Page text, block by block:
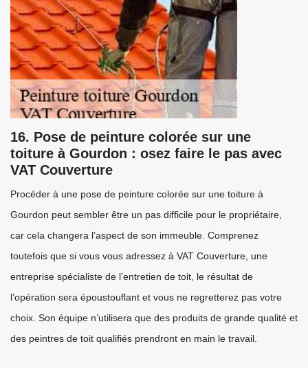
16. Pose de peinture colorée sur une
toiture à Gourdon : osez faire le pas avec
VAT Couverture
Procéder à une pose de peinture colorée sur une toiture à
Gourdon peut sembler être un pas difficile pour le propriétaire,
car cela changera l’aspect de son immeuble. Comprenez
toutefois que si vous vous adressez à VAT Couverture, une
entreprise spécialiste de l’entretien de toit, le résultat de
l’opération sera époustouflant et vous ne regretterez pas votre
choix. Son équipe n’utilisera que des produits de grande qualité et
des peintres de toit qualifiés prendront en main le travail.